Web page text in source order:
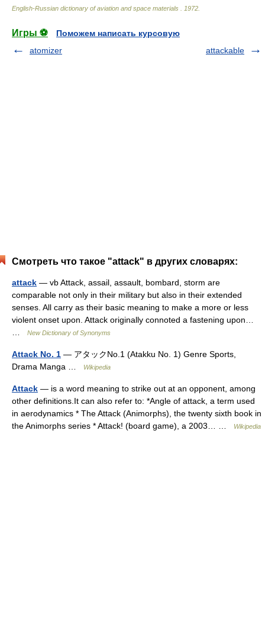
English-Russian dictionary of aviation and space materials 1972
Игры ⚽
Поможем написать курсовую
atomizer
attackable
Смотреть что такое "attack" в других словарях:
attack — vb Attack, assail, assault, bombard, storm are
comparable not only in their military but also in their extended
senses. All carry as their basic meaning to make a more or less
violent onset upon. Attack originally connoted a fastening upon…
New Dictionary of Synonyms
Attack No. 1 — アタックNo.1 (Atakku No. 1) Genre Sports,
Drama Manga …
Wikipedia
Attack — is a word meaning to strike out at an opponent, among
other definitions.It can also refer to: *Angle of attack, a term used
in aerodynamics * The Attack (Animorphs), the twenty sixth book in
the Animorphs series * Attack! (board game), a 2003… …
Wikipedia